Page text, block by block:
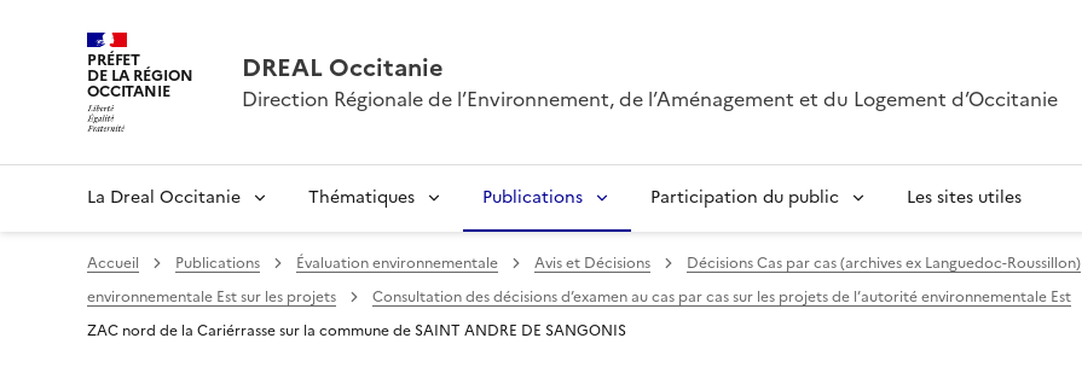
PRÉFET
DE LA RÉGION
OCCITANIE
DREAL Occitanie
Direction Régionale de l’Environnement, de l’Aménagement et du Logement d’Occitanie
La Dreal Occitanie Thématiques Publications Participation du public Les sites utiles
Accueil Publications Évaluation environnementale Avis et Décisions Décisions Cas par cas (archives ex Languedoc-Roussillon)
environnementale Est sur les projets
Consultation des décisions d’examen au cas par cas sur les projets de l’autorité environnementale Est
ZAC nord de la Cariérrasse sur la commune de SAINT ANDRE DE SANGONIS